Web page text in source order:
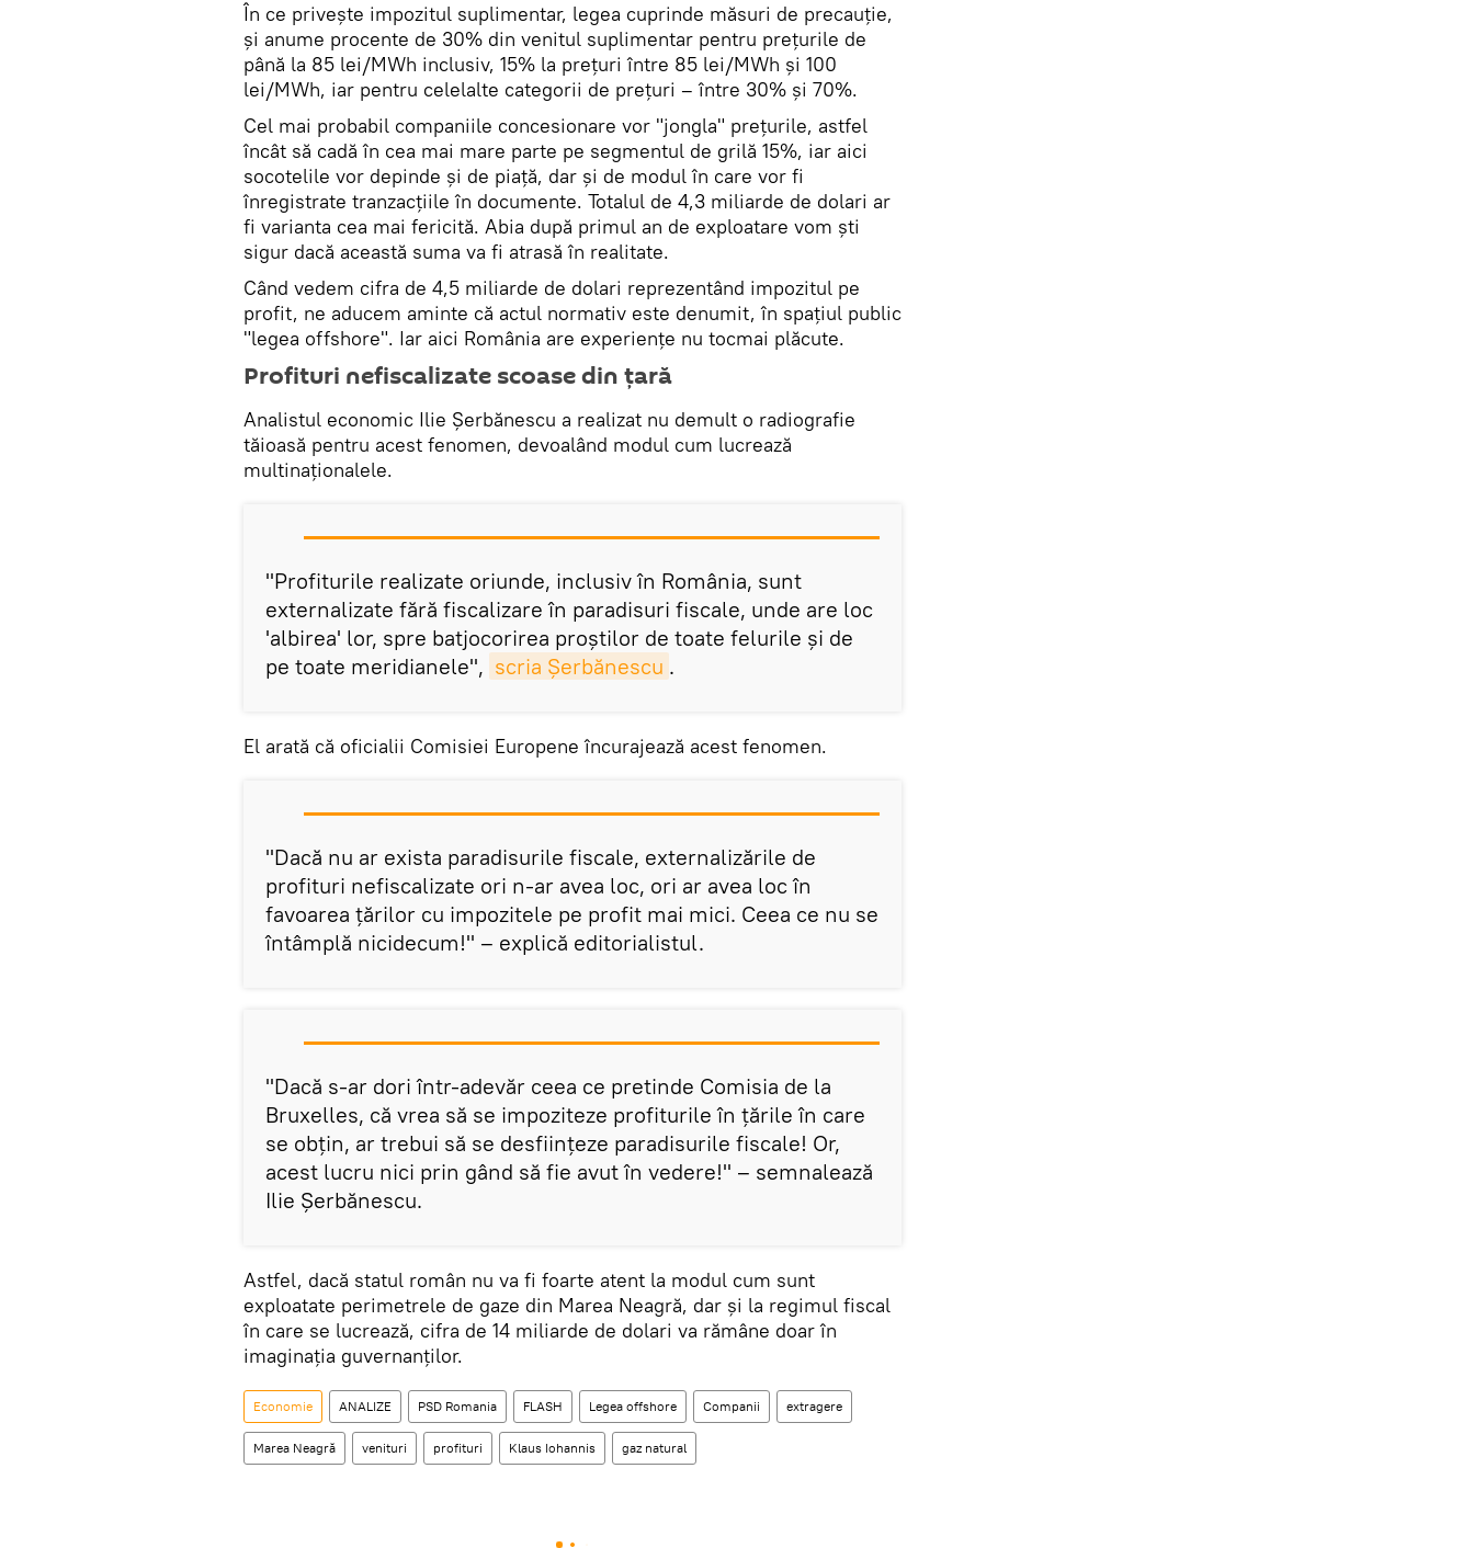
În ce privește impozitul suplimentar, legea cuprinde măsuri de precauție,
și anume procente de 30% din venitul suplimentar pentru preţurile de
până la 85 lei/MWh inclusiv, 15% la preţuri între 85 lei/MWh şi 100
lei/MWh, iar pentru celelalte categorii de prețuri – între 30% și 70%.
Cel mai probabil companiile concesionare vor "jongla" prețurile, astfel
încât să cadă în cea mai mare parte pe segmentul de grilă 15%, iar aici
socotelile vor depinde și de piață, dar și de modul în care vor fi
înregistrate tranzacțiile în documente. Totalul de 4,3 miliarde de dolari ar
fi varianta cea mai fericită. Abia după primul an de exploatare vom ști
sigur dacă această suma va fi atrasă în realitate.
Când vedem cifra de 4,5 miliarde de dolari reprezentând impozitul pe
profit, ne aducem aminte că actul normativ este denumit, în spațiul public
"legea offshore". Iar aici România are experiențe nu tocmai plăcute.
Profituri nefiscalizate scoase din țară
Analistul economic Ilie Șerbănescu a realizat nu demult o radiografie
tăioasă pentru acest fenomen, devoalând modul cum lucrează
multinaționalele.
"Profiturile realizate oriunde, inclusiv în România, sunt
externalizate fără fiscalizare în paradisuri fiscale, unde are loc
'albirea' lor, spre batjocorirea proștilor de toate felurile și de
pe toate meridianele", scria Șerbănescu .
El arată că oficialii Comisiei Europene încurajează acest fenomen.
"Dacă nu ar exista paradisurile fiscale, externalizările de
profituri nefiscalizate ori n-ar avea loc, ori ar avea loc în
favoarea țărilor cu impozitele pe profit mai mici. Ceea ce nu se
întâmplă nicidecum!" – explică editorialistul.
"Dacă s-ar dori într-adevăr ceea ce pretinde Comisia de la
Bruxelles, că vrea să se impoziteze profiturile în țările în care
se obțin, ar trebui să se desființeze paradisurile fiscale! Or,
acest lucru nici prin gând să fie avut în vedere!" – semnalează
Ilie Șerbănescu.
Astfel, dacă statul român nu va fi foarte atent la modul cum sunt
exploatate perimetrele de gaze din Marea Neagră, dar și la regimul fiscal
în care se lucrează, cifra de 14 miliarde de dolari va rămâne doar în
imaginația guvernanților.
Economie ANALIZE PSD Romania FLASH Legea offshore Companii extragere
Marea Neagră venituri profituri Klaus Iohannis gaz natural